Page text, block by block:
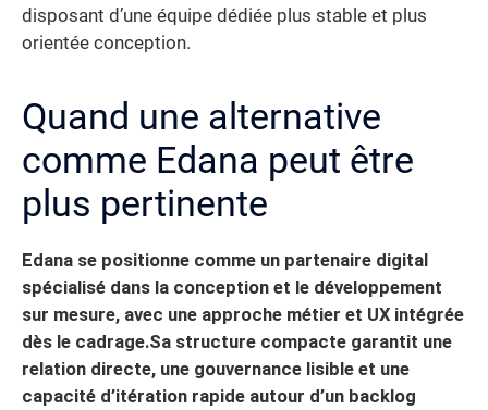
disposant d’une équipe dédiée plus stable et plus
orientée conception.
Quand une alternative
comme Edana peut être
plus pertinente
Edana se positionne comme un partenaire digital
spécialisé dans la conception et le développement
sur mesure, avec une approche métier et UX intégrée
dès le cadrage.Sa structure compacte garantit une
relation directe, une gouvernance lisible et une
capacité d’itération rapide autour d’un backlog